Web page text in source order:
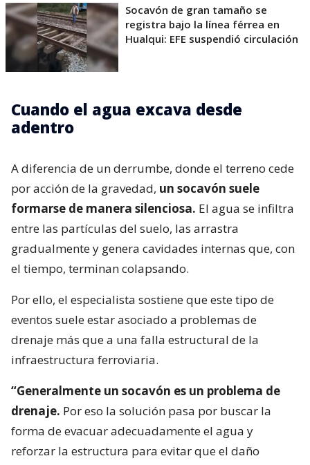
Socavón de gran tamaño se
registra bajo la línea férrea en
Hualqui: EFE suspendió circulación
Cuando el agua excava desde
adentro
A diferencia de un derrumbe, donde el terreno cede
por acción de la gravedad, un socavón suele
formarse de manera silenciosa. El agua se infiltra
entre las partículas del suelo, las arrastra
gradualmente y genera cavidades internas que, con
el tiempo, terminan colapsando.
Por ello, el especialista sostiene que este tipo de
eventos suele estar asociado a problemas de
drenaje más que a una falla estructural de la
infraestructura ferroviaria.
“Generalmente un socavón es un problema de
drenaje. Por eso la solución pasa por buscar la
forma de evacuar adecuadamente el agua y
reforzar la estructura para evitar que el daño